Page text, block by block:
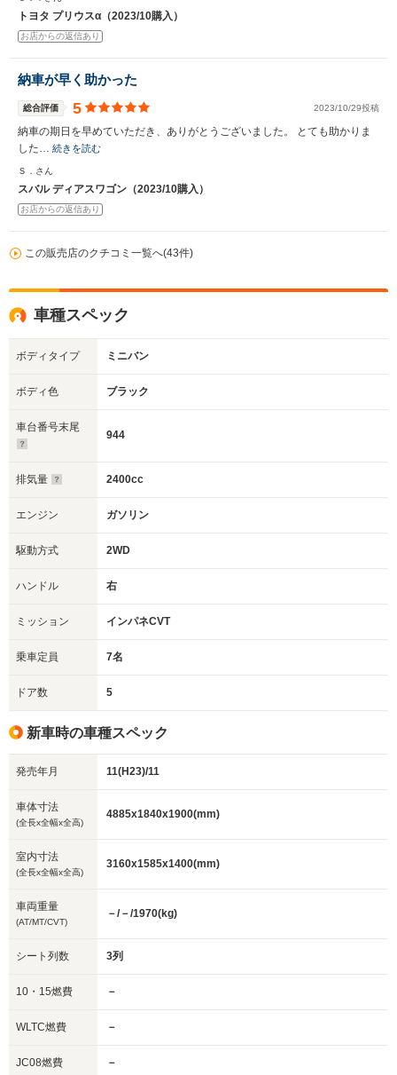
トヨタ プリウスα（2023/10購入）
お店からの返信あり
納車が早く助かった
総合評価 5 2023/10/29投稿
納車の期日を早めていただき、ありがとうございました。 とても助かりま
した… 続きを読む
Ｓ．さん
スバル ディアスワゴン（2023/10購入）
お店からの返信あり
この販売店のクチコミ一覧へ(43件)
車種スペック
ボディタイプ ミニバン
ボディ色 ブラック
車台番号末尾
944
排気量 2400cc
エンジン ガソリン
駆動方式 2WD
ハンドル 右
ミッション インパネCVT
乗車定員 7名
ドア数 5
新車時の車種スペック
発売年月 11(H23)/11
車体寸法
(全長x全幅x全高)
4885x1840x1900(mm)
室内寸法
(全長x全幅x全高)
3160x1585x1400(mm)
車両重量
(AT/MT/CVT)
－/－/1970(kg)
シート列数 3列
10・15燃費 －
WLTC燃費 －
JC08燃費 －